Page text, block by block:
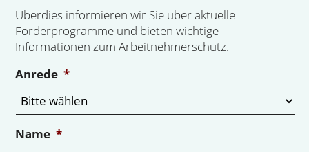
Überdies informieren wir Sie über aktuelle
Förderprogramme und bieten wichtige
Informationen zum Arbeitnehmerschutz.
Anrede *
Name *